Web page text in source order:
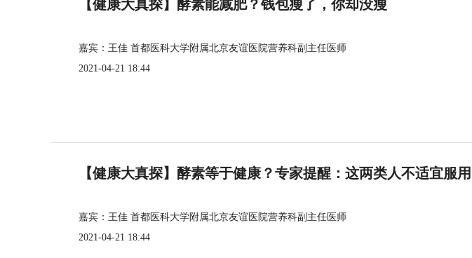
【健康大真探】酵素能减肥？钱包瘦了，你却没瘦
嘉宾：王佳 首都医科大学附属北京友谊医院营养科副主任医师
2021-04-21 18:44
【健康大真探】酵素等于健康？专家提醒：这两类人不适宜服用
嘉宾：王佳 首都医科大学附属北京友谊医院营养科副主任医师
2021-04-21 18:44